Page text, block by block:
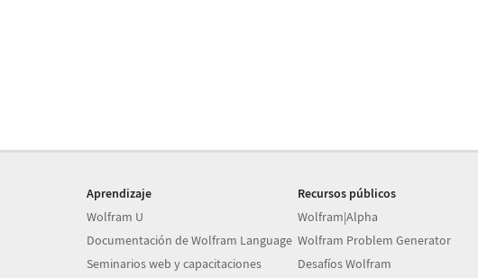
Aprendizaje
Wolfram U
Documentación de Wolfram Language
Seminarios web y capacitaciones
Recursos públicos
Wolfram|Alpha
Wolfram Problem Generator
Desafíos Wolfram